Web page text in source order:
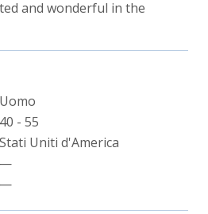
and wonderful in the
Uomo
40 - 55
Stati Uniti d'America
—
—